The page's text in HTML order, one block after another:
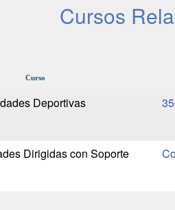
Cursos
Curso
Deportivas
Dirigidas con Soporte